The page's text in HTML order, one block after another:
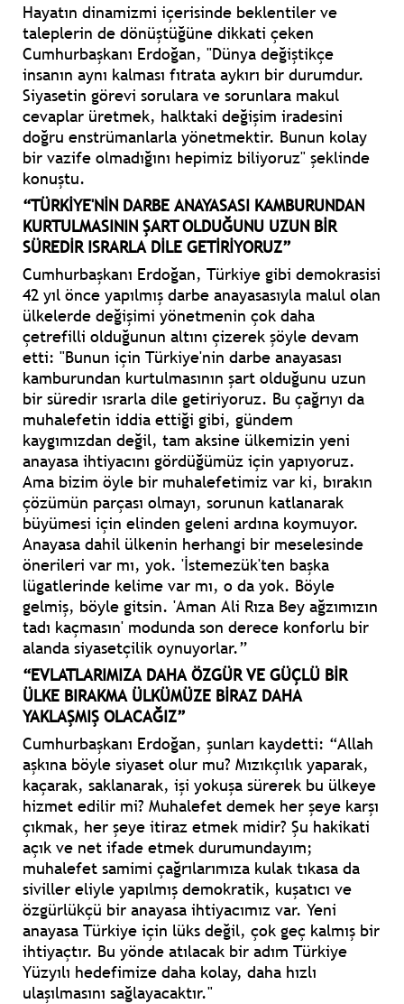
Hayatın dinamizmi içerisinde beklentiler ve
taleplerin de dönüştüğüne dikkati çeken
Cumhurbaşkanı Erdoğan, "Dünya değiştikçe
insanın aynı kalması fıtrata aykırı bir durumdur.
Siyasetin görevi sorulara ve sorunlara makul
cevaplar üretmek, halktaki değişim iradesini
doğru enstrümanlarla yönetmektir. Bunun kolay
bir vazife olmadığını hepimiz biliyoruz" şeklinde
konuştu.
“TÜRKİYE'NİN DARBE ANAYASASI KAMBURUNDAN
KURTULMASININ ŞART OLDUĞUNU UZUN BİR
SÜREDİR ISRARLA DİLE GETİRİYORUZ”
Cumhurbaşkanı Erdoğan, Türkiye gibi demokrasisi
42 yıl önce yapılmış darbe anayasasıyla malul olan
ülkelerde değişimi yönetmenin çok daha
çetrefilli olduğunun altını çizerek şöyle devam
etti: "Bunun için Türkiye'nin darbe anayasası
kamburundan kurtulmasının şart olduğunu uzun
bir süredir ısrarla dile getiriyoruz. Bu çağrıyı da
muhalefetin iddia ettiği gibi, gündem
kaygımızdan değil, tam aksine ülkemizin yeni
anayasa ihtiyacını gördüğümüz için yapıyoruz.
Ama bizim öyle bir muhalefetimiz var ki, bırakın
çözümün parçası olmayı, sorunun katlanarak
büyümesi için elinden geleni ardına koymuyor.
Anayasa dahil ülkenin herhangi bir meselesinde
önerileri var mı, yok. 'İstemezük'ten başka
lügatlerinde kelime var mı, o da yok. Böyle
gelmiş, böyle gitsin. 'Aman Ali Rıza Bey ağzımızın
tadı kaçmasın' modunda son derece konforlu bir
alanda siyasetçilik oynuyorlar.”
“EVLATLARIMIZA DAHA ÖZGÜR VE GÜÇLÜ BİR
ÜLKE BIRAKMA ÜLKÜMÜZE BİRAZ DAHA
YAKLAŞMIŞ OLACAĞIZ”
Cumhurbaşkanı Erdoğan, şunları kaydetti: “Allah
aşkına böyle siyaset olur mu? Mızıkçılık yaparak,
kaçarak, saklanarak, işi yokuşa sürerek bu ülkeye
hizmet edilir mi? Muhalefet demek her şeye karşı
çıkmak, her şeye itiraz etmek midir? Şu hakikati
açık ve net ifade etmek durumundayım;
muhalefet samimi çağrılarımıza kulak tıkasa da
siviller eliyle yapılmış demokratik, kuşatıcı ve
özgürlükçü bir anayasa ihtiyacımız var. Yeni
anayasa Türkiye için lüks değil, çok geç kalmış bir
ihtiyaçtır. Bu yönde atılacak bir adım Türkiye
Yüzyılı hedefimize daha kolay, daha hızlı
ulaşılmasını sağlayacaktır."